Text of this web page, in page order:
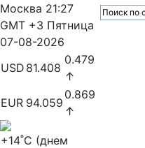
Москва 21:27
GMT +3 Пятница
07-08-2026
USD 81.408
0.479
↑
EUR 94.059
0.869
↑
+14˚C (днем